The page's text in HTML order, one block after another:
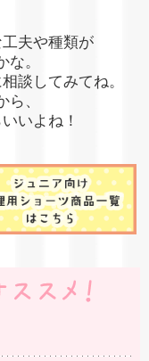
夫や種類が
。
談してみてね。
、
いよね！